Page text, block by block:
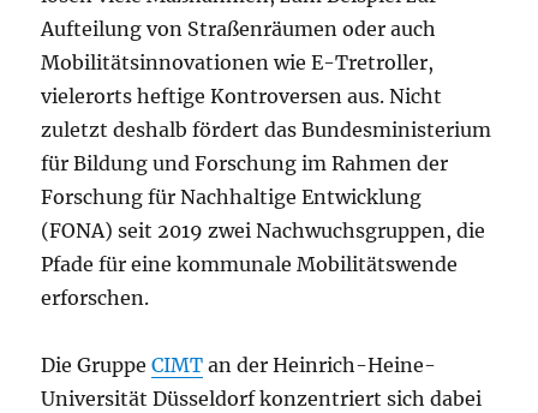
Aufteilung von Straßenräumen oder auch
Mobilitätsinnovationen wie E-Tretroller,
vielerorts heftige Kontroversen aus. Nicht
zuletzt deshalb fördert das Bundesministerium
für Bildung und Forschung im Rahmen der
Forschung für Nachhaltige Entwicklung
(FONA) seit 2019 zwei Nachwuchsgruppen, die
Pfade für eine kommunale Mobilitätswende
erforschen.
Die GruppeCIMT an der Heinrich-Heine-
Universität Düsseldorf konzentriert sich dabei